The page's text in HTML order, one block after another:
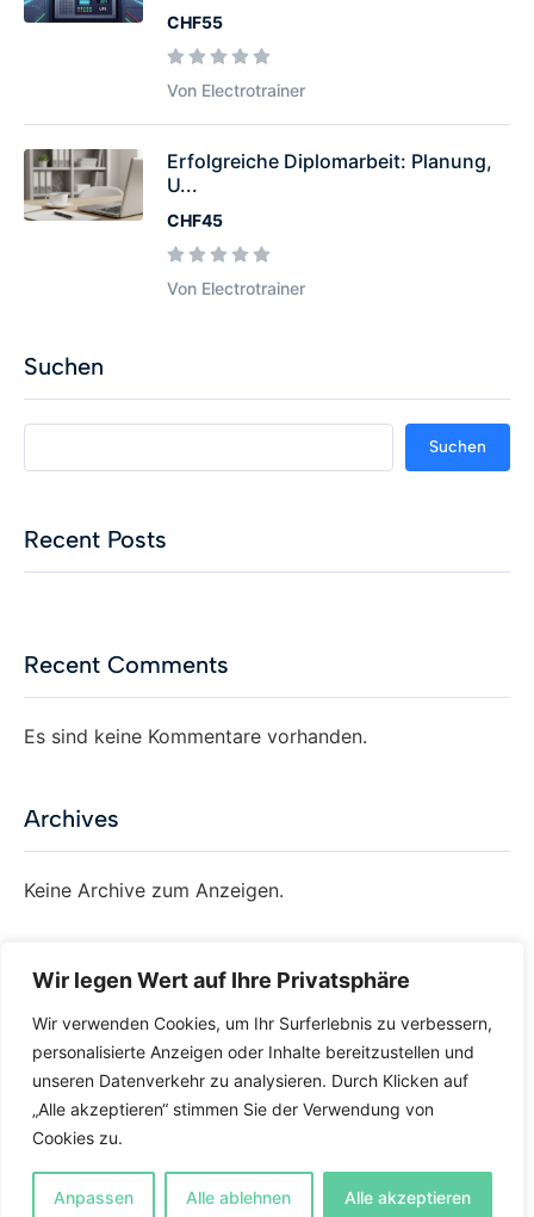
Wir legen Wert auf Ihre Privatsphäre
Wir verwenden Cookies, um Ihr Surferlebnis zu verbessern,
personalisierte Anzeigen oder Inhalte bereitzustellen und
unseren Datenverkehr zu analysieren. Durch Klicken auf
„Alle akzeptieren“ stimmen Sie der Verwendung von
Cookies zu.
Anpassen Alle ablehnen Alle akzeptieren
CHF55
Von Electrotrainer
Erfolgreiche Diplomarbeit: Planung,
U...
CHF45
Von Electrotrainer
Suchen
Suchen
Recent Posts
Recent Comments
Es sind keine Kommentare vorhanden.
Archives
Keine Archive zum Anzeigen.
Categories
Keine Kategorien